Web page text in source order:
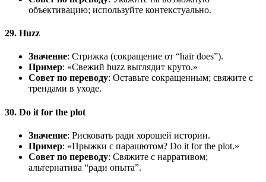
объективацию; используйте контекстуально.
29. Huzz
Значение: Стрижка (сокращение от “hair does”).
Пример: «Свежий huzz выглядит круто.»
Совет по переводу: Оставьте сокращенным; свяжите с
трендами в уходе.
30. Do it for the plot
Значение: Рисковать ради хорошей истории.
Пример: «Прыжки с парашютом? Do it for the plot.»
Совет по переводу: Свяжите с нарративом;
альтернатива “ради опыта”.